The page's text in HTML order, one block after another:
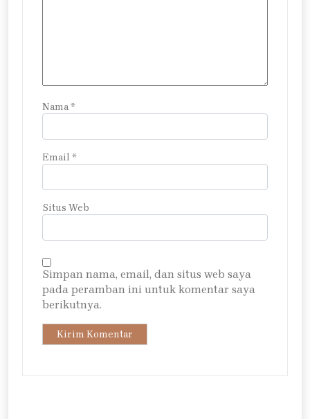
Nama*
Email *
Situs Web
Simpan nama, email, dan situs web saya
pada peramban ini untuk komentar saya
berikutnya.